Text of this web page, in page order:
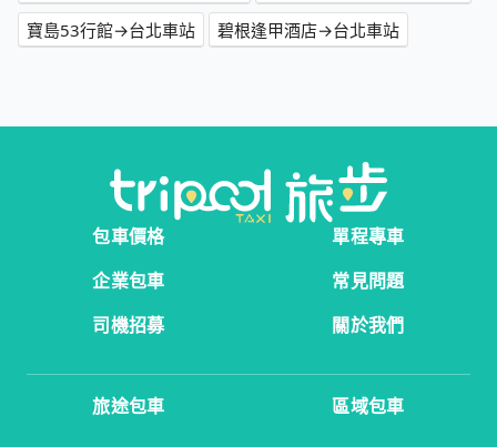
寶島53行館→台北車站
碧根逢甲酒店→台北車站
包車價格
單程專車
企業包車
常見問題
司機招募
關於我們
旅途包車 區域包車